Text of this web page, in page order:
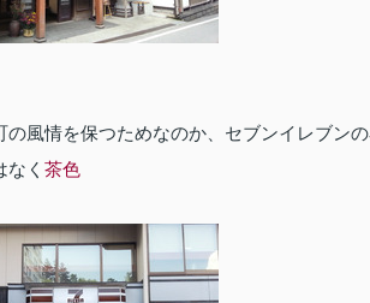
の風情を保つためなのか、セブンイレブン
なく 茶色